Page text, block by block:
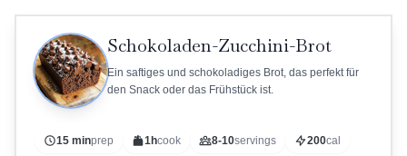
Schokoladen-Zucchini-Brot
Ein saftiges und schokoladiges Brot, das perfekt für
den Snack oder das Frühstück ist.
15 minprep 1hcook 8-10servings 200cal